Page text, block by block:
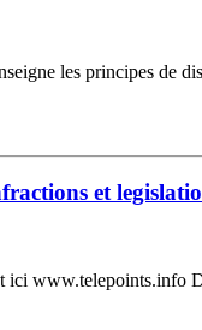
les principes de
et
www.telepoints.info